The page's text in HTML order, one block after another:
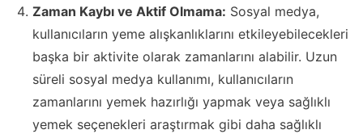
Zaman Kaybı ve Aktif Olmama: Sosyal medya,
kullanıcıların yeme alışkanlıklarını etkileyebilecekleri
başka bir aktivite olarak zamanlarını alabilir. Uzun
süreli sosyal medya kullanımı, kullanıcıların
zamanlarını yemek hazırlığı yapmak veya sağlıklı
yemek seçenekleri araştırmak gibi daha sağlıklı